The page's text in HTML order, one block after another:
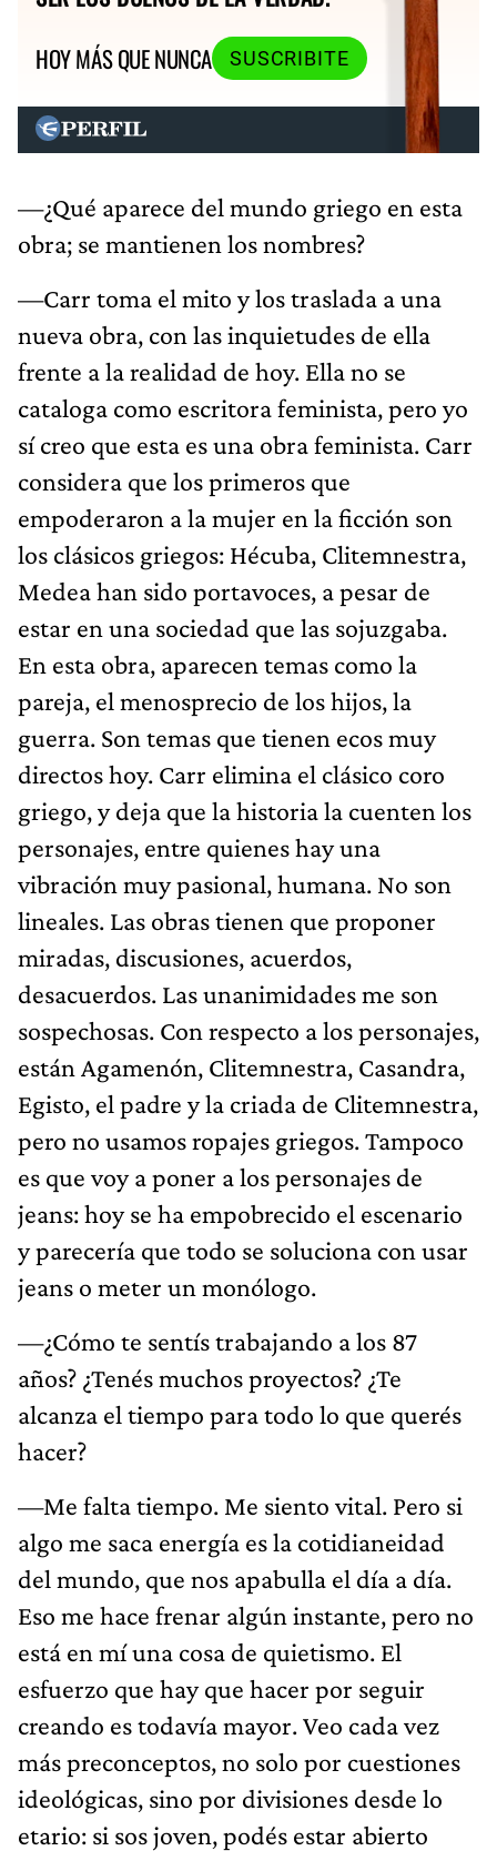
HOY MÁS QUE NUNCA
SUSCRIBITE
—¿Qué aparece del mundo griego en esta
obra; se mantienen los nombres?
—Carr toma el mito y los traslada a una
nueva obra, con las inquietudes de ella
frente a la realidad de hoy. Ella no se
cataloga como escritora feminista, pero yo
sí creo que esta es una obra feminista. Carr
considera que los primeros que
empoderaron a la mujer en la ficción son
los clásicos griegos: Hécuba, Clitemnestra,
Medea han sido portavoces, a pesar de
estar en una sociedad que las sojuzgaba.
En esta obra, aparecen temas como la
pareja, el menosprecio de los hijos, la
guerra. Son temas que tienen ecos muy
directos hoy. Carr elimina el clásico coro
griego, y deja que la historia la cuenten los
personajes, entre quienes hay una
vibración muy pasional, humana. No son
lineales. Las obras tienen que proponer
miradas, discusiones, acuerdos,
desacuerdos. Las unanimidades me son
sospechosas. Con respecto a los personajes,
están Agamenón, Clitemnestra, Casandra,
Egisto, el padre y la criada de Clitemnestra,
pero no usamos ropajes griegos. Tampoco
es que voy a poner a los personajes de
jeans: hoy se ha empobrecido el escenario
y parecería que todo se soluciona con usar
jeans o meter un monólogo.
—¿Cómo te sentís trabajando a los 87
años? ¿Tenés muchos proyectos? ¿Te
alcanza el tiempo para todo lo que querés
hacer?
—Me falta tiempo. Me siento vital. Pero si
algo me saca energía es la cotidianeidad
del mundo, que nos apabulla el día a día.
Eso me hace frenar algún instante, pero no
está en mí una cosa de quietismo. El
esfuerzo que hay que hacer por seguir
creando es todavía mayor. Veo cada vez
más preconceptos, no solo por cuestiones
ideológicas, sino por divisiones desde lo
etario: si sos joven, podés estar abierto